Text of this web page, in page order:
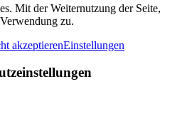
Mit der Weiternutzung der Seite,
zu.
akzeptierenEinstellungen